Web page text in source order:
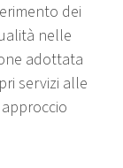
dei
nelle
adottata
servizi alle